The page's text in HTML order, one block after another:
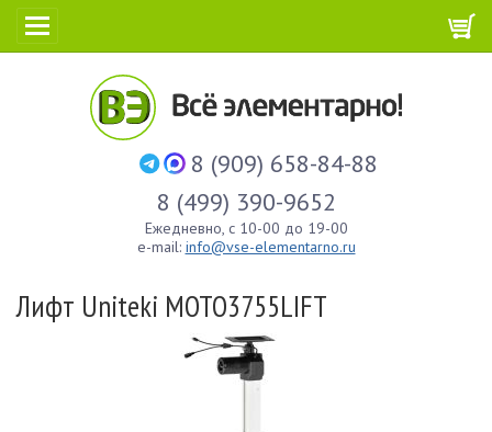
8 (909) 658-84-88
8 (499) 390-9652
Ежедневно, с 10-00 до 19-00
e-mail: info@vse-elementarno.ru
Лифт Uniteki MOTO3755LIFT